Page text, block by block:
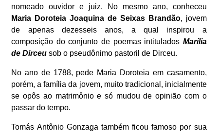
nomeado ouvidor e juiz. No mesmo ano, conheceu
Maria Doroteia Joaquina de Seixas Brandão, jovem
de apenas dezesseis anos, a qual inspirou a
composição do conjunto de poemas intitulados Marília
de Dirceu sob o pseudônimo pastoril de Dirceu.
No ano de 1788, pede Maria Doroteia em casamento,
porém, a família da jovem, muito tradicional, inicialmente
se opôs ao matrimônio e só mudou de opinião com o
passar do tempo.
Tomás Antônio Gonzaga também ficou famoso por sua